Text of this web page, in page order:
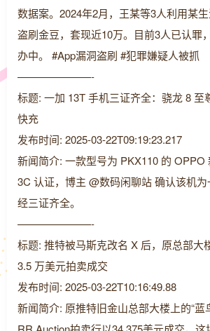
数据案。2024年2月，王某等3人利用某
盗刷金豆，套现近10万。目前3人已认罪
办中。 #App漏洞盗刷 #犯罪嫌疑人被抓
———————-
标题: 一加 13T 手机三证齐全：骁龙 8 至
快充
发布时间: 2025-03-22T09:19:23.217
新闻简介: 一款型号为 PKX110 的 OPPO
3C 认证，博主 @数码闲聊站 确认该机
经三证齐全。
———————-
标题: 推特被马斯克改名 X 后，原总部大
3.5 万美元拍卖成交
发布时间: 2025-03-22T10:16:49.88
新闻简介: 原推特旧金山总部大楼上的“蓝